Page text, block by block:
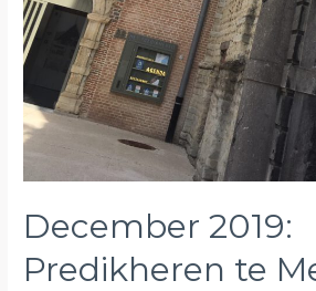
December 2019:
Predikheren te